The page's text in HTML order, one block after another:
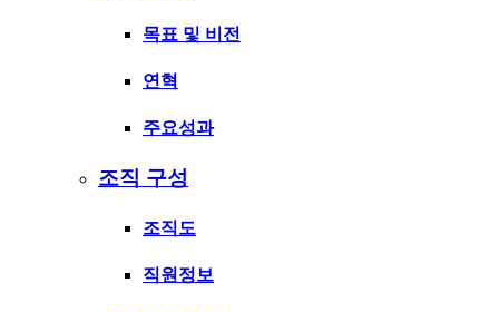
목표 및 비전
연혁
주요성과
조직 구성
조직도
직원정보